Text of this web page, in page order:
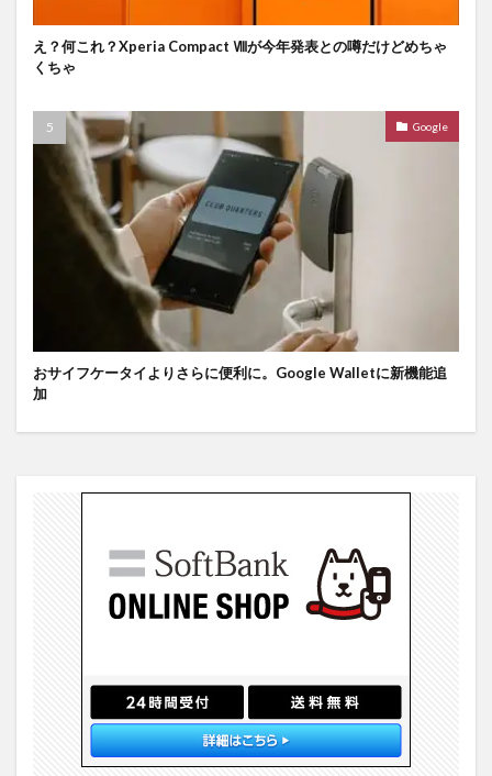
え？何これ？Xperia Compact Ⅷが今年発表との噂だけどめちゃ
くちゃ
Google
おサイフケータイよりさらに便利に。Google Walletに新機能追
加